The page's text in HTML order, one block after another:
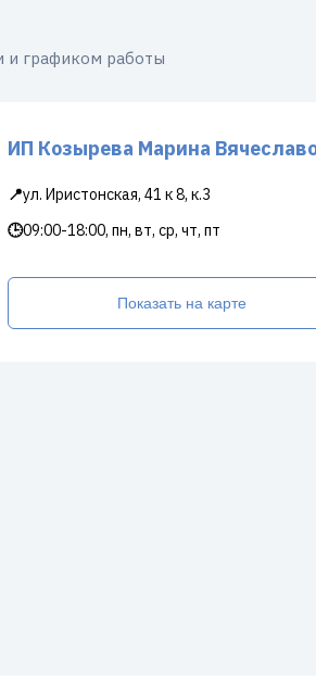
и графиком работы
ИП Козырева Марина
📍ул. Иристонская, 41 к 8, к.3
🕒09:00-18:00, пн, вт, ср, чт, пт
Показать на карте